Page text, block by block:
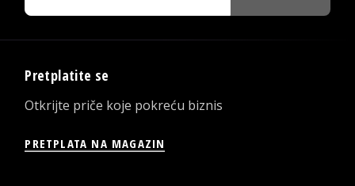
Pretplatite se
Otkrijte priče koje pokreću biznis
PRETPLATA NA MAGAZIN